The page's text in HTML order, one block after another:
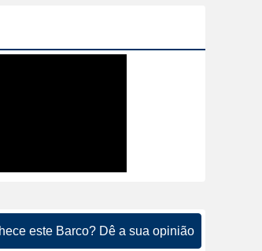
este Barco? Dê a sua opinião